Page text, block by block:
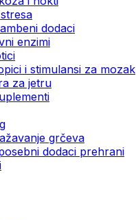
dodaci
enzimi
i stimulansi za mozak
za jetru
grčeva
dodaci prehrani